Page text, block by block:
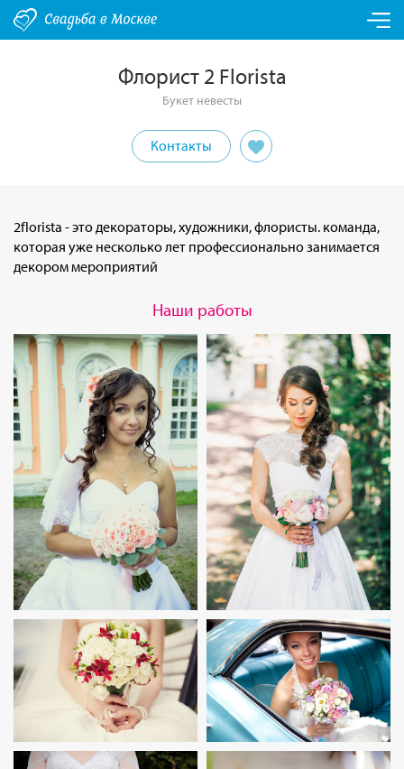
Флорист 2 Florista
Букет невесты
Контакты
2florista - это декораторы, художники, флористы. команда,
которая уже несколько лет профессионально занимается
декором мероприятий
Наши работы